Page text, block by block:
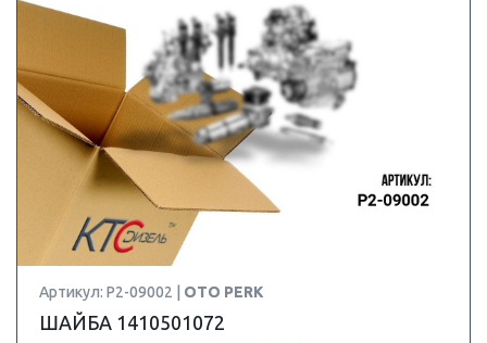
Артикул: P2-09002 | OTO PERK
ШАЙБА 1410501072